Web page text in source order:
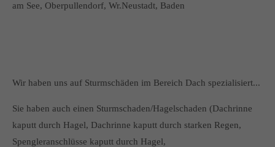
am See, Oberpullendorf, Wr.Neustadt, Baden
Wir haben uns auf Sturmschäden im Bereich Dach spezialisiert...
Sie haben auch einen Sturmschaden/Hagelschaden (Dachrinne
kaputt durch Hagel, Dachrinne kaputt durch starken Regen,
Spengleranschlüsse kaputt durch Hagel,